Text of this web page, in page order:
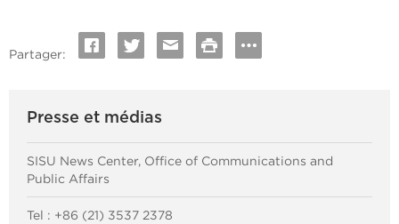
Partager:
Presse et médias
SISU News Center, Office of Communications and
Public Affairs
Tel : +86 (21) 3537 2378